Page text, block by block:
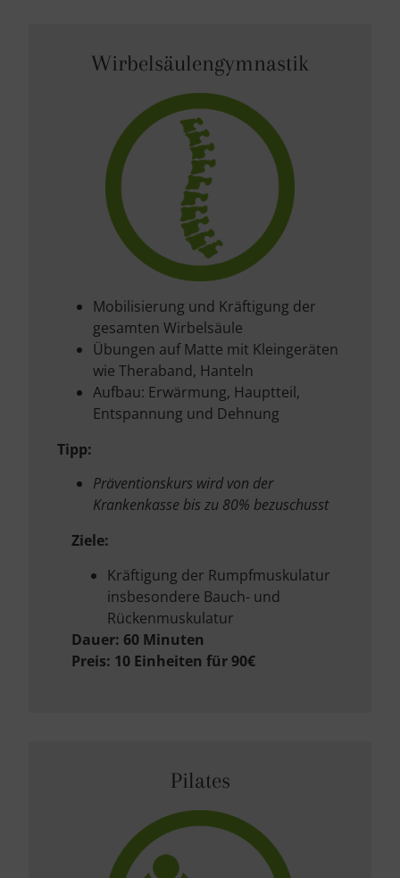
Wirbelsäulengymnastik
Mobilisierung und Kräftigung der
gesamten Wirbelsäule
Übungen auf Matte mit Kleingeräten
wie Theraband, Hanteln
Aufbau: Erwärmung, Hauptteil,
Entspannung und Dehnung
Tipp:
Präventionskurs wird von der
Krankenkasse bis zu 80% bezuschusst
Ziele:
Kräftigung der Rumpfmuskulatur
insbesondere Bauch- und
Rückenmuskulatur
Dauer: 60 Minuten
Preis: 10 Einheiten für 90€
Pilates